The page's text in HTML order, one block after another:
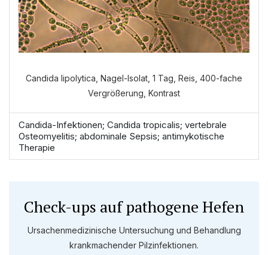
Candida lipolytica, Nagel-Isolat, 1 Tag, Reis, 400-fache
Vergrößerung, Kontrast
Candida-Infektionen; Candida tropicalis; vertebrale
Osteomyelitis; abdominale Sepsis; antimykotische
Therapie
Check-ups auf pathogene Hefen
Ursachenmedizinische Untersuchung und Behandlung
krankmachender Pilzinfektionen.